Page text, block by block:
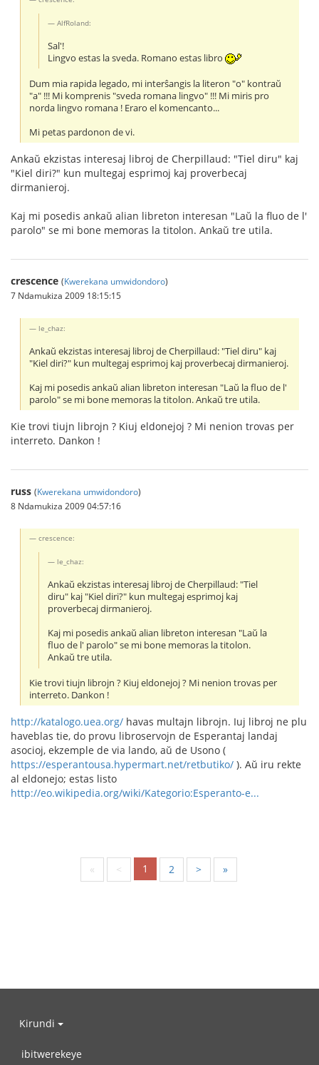
AlfRoland:
Sal'!
Lingvo estas la sveda. Romano estas libro
Dum mia rapida legado, mi interŝangis la literon "o" kontraŭ
"a" !!! Mi komprenis "sveda romana lingvo" !!! Mi miris pro
norda lingvo romana ! Eraro el komencanto...
Mi petas pardonon de vi.
Ankaŭ ekzistas interesaj libroj de Cherpillaud: "Tiel diru" kaj
"Kiel diri?" kun multegaj esprimoj kaj proverbecaj
dirmanieroj.
Kaj mi posedis ankaŭ alian libreton interesan "Laŭ la fluo de l'
parolo" se mi bone memoras la titolon. Ankaŭ tre utila.
crescence (Kwerekana umwidondoro)
7 Ndamukiza 2009 18:15:15
le_chaz:
Ankaŭ ekzistas interesaj libroj de Cherpillaud: "Tiel diru" kaj
"Kiel diri?" kun multegaj esprimoj kaj proverbecaj dirmanieroj.
Kaj mi posedis ankaŭ alian libreton interesan "Laŭ la fluo de l'
parolo" se mi bone memoras la titolon. Ankaŭ tre utila.
Kie trovi tiujn librojn ? Kiuj eldonejoj ? Mi nenion trovas per
interreto. Dankon !
russ (Kwerekana umwidondoro)
8 Ndamukiza 2009 04:57:16
crescence:
le_chaz:
Ankaŭ ekzistas interesaj libroj de Cherpillaud: "Tiel
diru" kaj "Kiel diri?" kun multegaj esprimoj kaj
proverbecaj dirmanieroj.
Kaj mi posedis ankaŭ alian libreton interesan "Laŭ la
fluo de l' parolo" se mi bone memoras la titolon.
Ankaŭ tre utila.
Kie trovi tiujn librojn ? Kiuj eldonejoj ? Mi nenion trovas per
interreto. Dankon !
http://katalogo.uea.org/ havas multajn librojn. Iuj libroj ne plu
haveblas tie, do provu libroservojn de Esperantaj landaj
asocioj, ekzemple de via lando, aŭ de Usono (
https://esperantousa.hypermart.net/retbutiko/ ). Aŭ iru rekte
al eldonejo; estas listo
http://eo.wikipedia.org/wiki/Kategorio:Esperanto-e...
« < 1 2 > »
Kirundi
ibitwerekeye